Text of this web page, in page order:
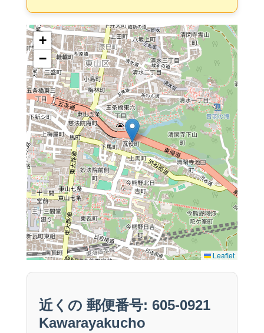
+
−
Leaflet
近くの 郵便番号: 605-0921
Kawarayakucho